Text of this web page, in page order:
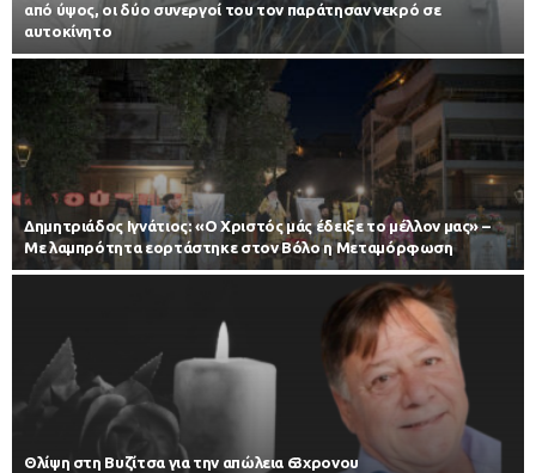
από ύψος, οι δύο συνεργοί του τον παράτησαν νεκρό σε
αυτοκίνητο
Δημητριάδος Ιγνάτιος: «Ο Χριστός μάς έδειξε το μέλλον μας» –
Με λαμπρότητα εορτάστηκε στον Βόλο η Μεταμόρφωση
Θλίψη στη Βυζίτσα για την απώλεια 63χρονου